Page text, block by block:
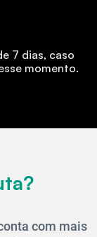
7 dias, caso
momento.
com mais